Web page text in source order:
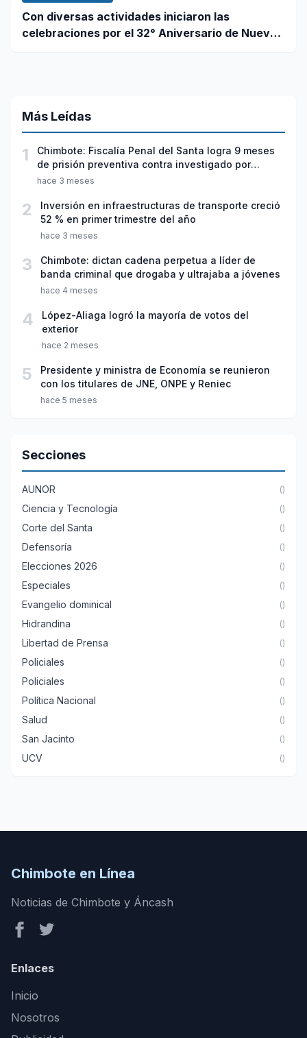
Con diversas actividades iniciaron las
celebraciones por el 32° Aniversario de Nuevo
Más Leídas
1
Chimbote: Fiscalía Penal del Santa logra 9 meses
de prisión preventiva contra investigado por
violación sexual y tentativa de feminicidio
hace 3 meses
2
Inversión en infraestructuras de transporte creció
52 % en primer trimestre del año
hace 3 meses
3
Chimbote: dictan cadena perpetua a líder de
banda criminal que drogaba y ultrajaba a jóvenes
hace 4 meses
4
López-Aliaga logró la mayoría de votos del
exterior
hace 2 meses
5
Presidente y ministra de Economía se reunieron
con los titulares de JNE, ONPE y Reniec
hace 5 meses
Secciones
AUNOR ()
Ciencia y Tecnología ()
Corte del Santa ()
Defensoría ()
Elecciones 2026 ()
Especiales ()
Evangelio dominical ()
Hidrandina ()
Libertad de Prensa ()
Policiales ()
Policiales ()
Política Nacional ()
Salud ()
San Jacinto ()
UCV ()
Chimbote en Línea
Noticias de Chimbote y Áncash
Enlaces
Inicio
Nosotros